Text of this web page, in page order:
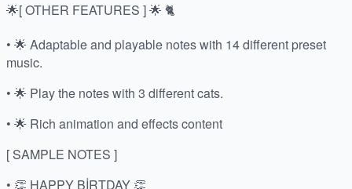
🌟[ OTHER FEATURES ] 🌟 🐈
• 🌟 Adaptable and playable notes with 14 different preset
music.
• 🌟 Play the notes with 3 different cats.
• 🌟 Rich animation and effects content
[ SAMPLE NOTES ]
• 👏 HAPPY BİRTDAY 👏